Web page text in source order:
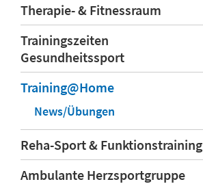
Therapie- & Fitnessraum
Trainingszeiten
Gesundheitssport
Training@Home
News/Übungen
Reha-Sport & Funktionstraining
Ambulante Herzsportgruppe